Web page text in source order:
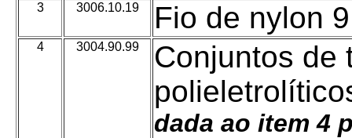
3 3006.10.19 Fio de nylon
4 3004.90.99
Conjuntos de
dada ao item 4